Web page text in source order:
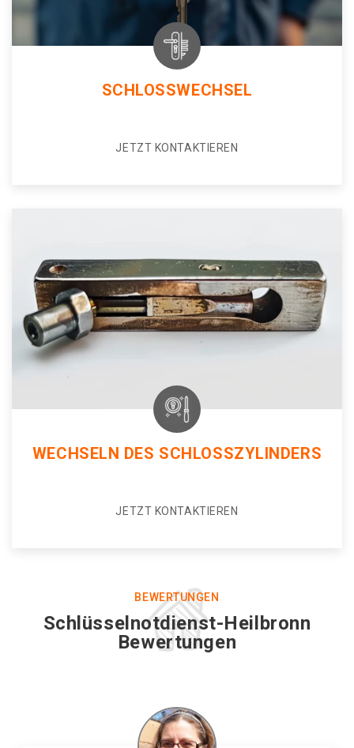
SCHLOSSWECHSEL
JETZT KONTAKTIEREN
WECHSELN DES SCHLOSSZYLINDERS
JETZT KONTAKTIEREN
BEWERTUNGEN
Schlüsselnotdienst-Heilbronn
Bewertungen